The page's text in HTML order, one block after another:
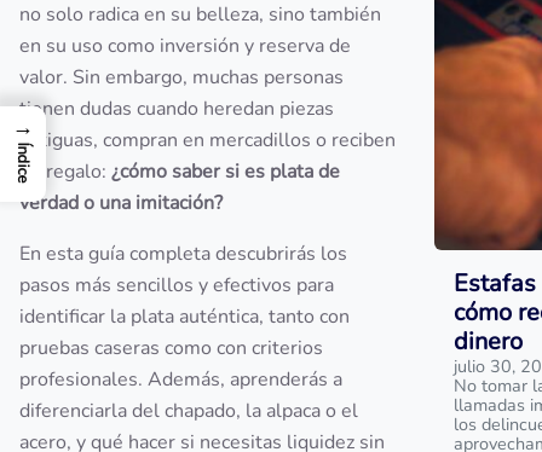
no solo radica en su belleza, sino también
en su uso como inversión y reserva de
valor. Sin embargo, muchas personas
tienen dudas cuando heredan piezas
antiguas, compran en mercadillos o reciben
un regalo: ¿cómo saber si es plata de
verdad o una imitación?
En esta guía completa descubrirás los
pasos más sencillos y efectivos para
identificar la plata auténtica, tanto con
pruebas caseras como con criterios
profesionales. Además, aprenderás a
diferenciarla del chapado, la alpaca o el
acero, y qué hacer si necesitas liquidez sin
cómo
dinero
julio 30,
No tomar
llamadas
los
→
Índice